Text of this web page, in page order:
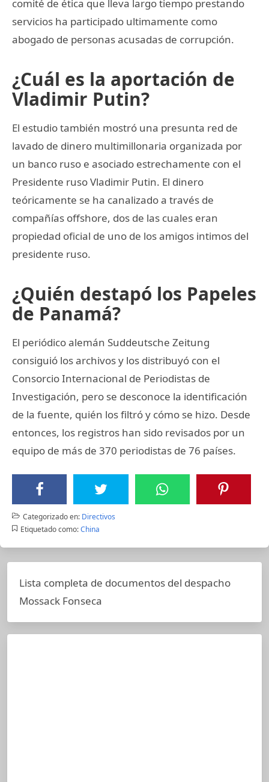
comité de ética que lleva largo tiempo prestando
servicios ha participado ultimamente como
abogado de personas acusadas de corrupción.
¿Cuál es la aportación de
Vladimir Putin?
El estudio también mostró una presunta red de
lavado de dinero multimillonaria organizada por
un banco ruso e asociado estrechamente con el
Presidente ruso Vladimir Putin. El dinero
teóricamente se ha canalizado a través de
compañías offshore, dos de las cuales eran
propiedad oficial de uno de los amigos intimos del
presidente ruso.
¿Quién destapó los Papeles
de Panamá?
El periódico alemán Suddeutsche Zeitung
consiguió los archivos y los distribuyó con el
Consorcio Internacional de Periodistas de
Investigación, pero se desconoce la identificación
de la fuente, quién los filtró y cómo se hizo. Desde
entonces, los registros han sido revisados por un
equipo de más de 370 periodistas de 76 países.
Categorizado en: Directivos
Etiquetado como: China
Lista completa de documentos del despacho
Mossack Fonseca